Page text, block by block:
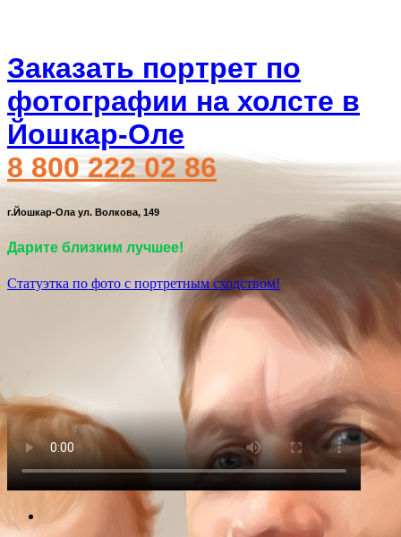
Заказать портрет по
фотографии на холсте в
Йошкар-Оле
8 800 222 02 86
г.Йошкар-Ола ул. Волкова, 149
Дарите близким лучшее!
Статуэтка по фото с портретным сходством!